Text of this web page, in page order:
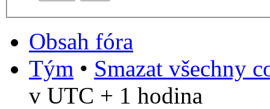
Obsah fóra
Tým • Smazat všechny
v UTC + 1 hodina